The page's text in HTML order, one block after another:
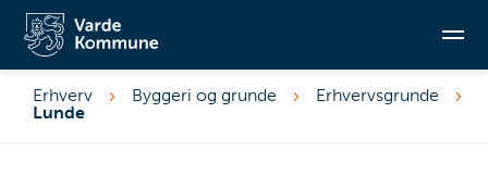
Erhverv Byggeri og grunde
Erhvervsgrunde
Lunde